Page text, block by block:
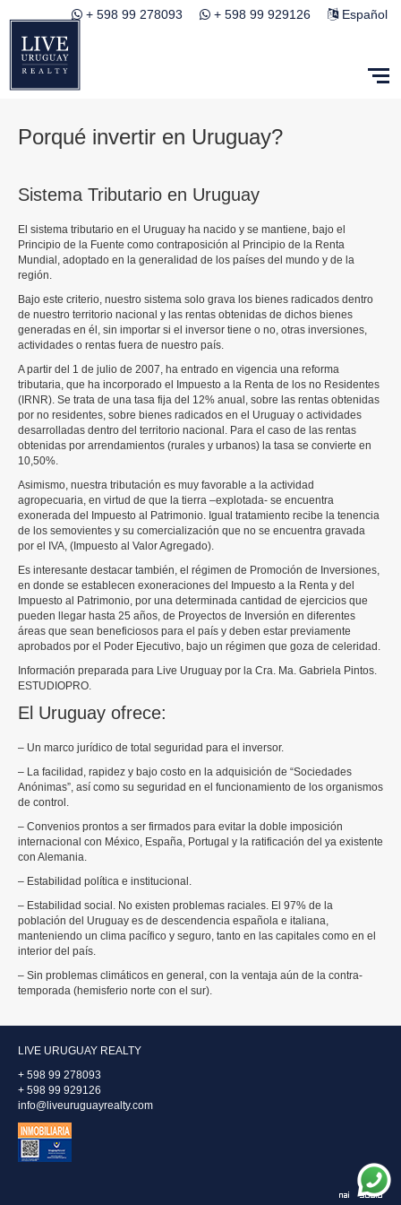
+ 598 99 278093 + 598 99 929126 Español
Porqué invertir en Uruguay?
Sistema Tributario en Uruguay
El sistema tributario en el Uruguay ha nacido y se mantiene, bajo el
Principio de la Fuente como contraposición al Principio de la Renta
Mundial, adoptado en la generalidad de los países del mundo y de la
región.
Bajo este criterio, nuestro sistema solo grava los bienes radicados dentro
de nuestro territorio nacional y las rentas obtenidas de dichos bienes
generadas en él, sin importar si el inversor tiene o no, otras inversiones,
actividades o rentas fuera de nuestro país.
A partir del 1 de julio de 2007, ha entrado en vigencia una reforma
tributaria, que ha incorporado el Impuesto a la Renta de los no Residentes
(IRNR). Se trata de una tasa fija del 12% anual, sobre las rentas obtenidas
por no residentes, sobre bienes radicados en el Uruguay o actividades
desarrolladas dentro del territorio nacional. Para el caso de las rentas
obtenidas por arrendamientos (rurales y urbanos) la tasa se convierte en
10,50%.
Asimismo, nuestra tributación es muy favorable a la actividad
agropecuaria, en virtud de que la tierra –explotada- se encuentra
exonerada del Impuesto al Patrimonio. Igual tratamiento recibe la tenencia
de los semovientes y su comercialización que no se encuentra gravada
por el IVA, (Impuesto al Valor Agregado).
Es interesante destacar también, el régimen de Promoción de Inversiones,
en donde se establecen exoneraciones del Impuesto a la Renta y del
Impuesto al Patrimonio, por una determinada cantidad de ejercicios que
pueden llegar hasta 25 años, de Proyectos de Inversión en diferentes
áreas que sean beneficiosos para el país y deben estar previamente
aprobados por el Poder Ejecutivo, bajo un régimen que goza de celeridad.
Información preparada para Live Uruguay por la Cra. Ma. Gabriela Pintos.
ESTUDIOPRO.
El Uruguay ofrece:
– Un marco jurídico de total seguridad para el inversor.
– La facilidad, rapidez y bajo costo en la adquisición de “Sociedades
Anónimas”, así como su seguridad en el funcionamiento de los organismos
de control.
– Convenios prontos a ser firmados para evitar la doble imposición
internacional con México, España, Portugal y la ratificación del ya existente
con Alemania.
– Estabilidad política e institucional.
– Estabilidad social. No existen problemas raciales. El 97% de la
población del Uruguay es de descendencia española e italiana,
manteniendo un clima pacífico y seguro, tanto en las capitales como en el
interior del país.
– Sin problemas climáticos en general, con la ventaja aún de la contra-
temporada (hemisferio norte con el sur).
LIVE URUGUAY REALTY
+ 598 99 278093
+ 598 99 929126
info@liveuruguayrealty.com